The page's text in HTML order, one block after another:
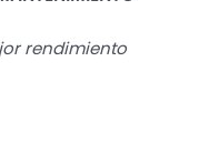
rendimiento